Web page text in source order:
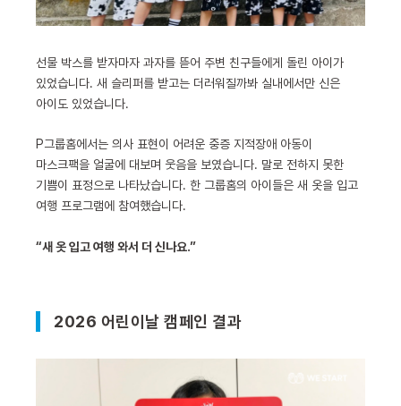
선물 박스를 받자마자 과자를 뜯어 주변 친구들에게 돌린 아이가
있었습니다. 새 슬리퍼를 받고는 더러워질까봐 실내에서만 신은
아이도 있었습니다.
P그룹홈에서는 의사 표현이 어려운 중증 지적장애 아동이
마스크팩을 얼굴에 대보며 웃음을 보였습니다. 말로 전하지 못한
기쁨이 표정으로 나타났습니다. 한 그룹홈의 아이들은 새 옷을 입고
여행 프로그램에 참여했습니다.
“새 옷 입고 여행 와서 더 신나요.”
2026 어린이날 캠페인 결과